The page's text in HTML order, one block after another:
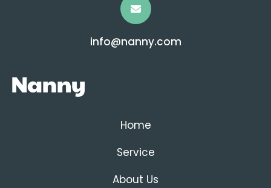
info@nanny.com
Home
Service
About Us